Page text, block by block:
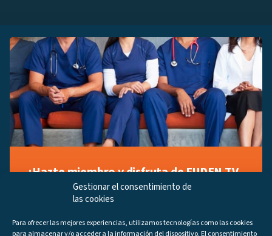
Gestionar el consentimiento de
las cookies
Para ofrecer las mejores experiencias, utilizamos tecnologías como las cookies
para almacenar y/o acceder a la información del dispositivo. El consentimiento
¡Hazte miembro y disfruta de FUDEN TV
a tu manera!
Regístrate ahora gratuitamente y marca tus videos
los últimos programas disponibles.